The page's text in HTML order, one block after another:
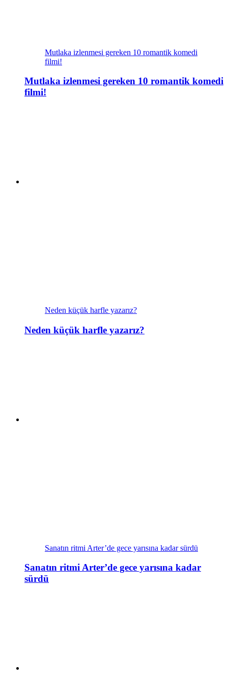
Mutlaka izlenmesi gereken 10 romantik komedi
filmi!
Mutlaka izlenmesi gereken 10 romantik komedi
filmi!
Neden küçük harfle yazarız?
Neden küçük harfle yazarız?
Sanatın ritmi Arter’de gece yarısına kadar sürdü
Sanatın ritmi Arter’de gece yarısına kadar
sürdü